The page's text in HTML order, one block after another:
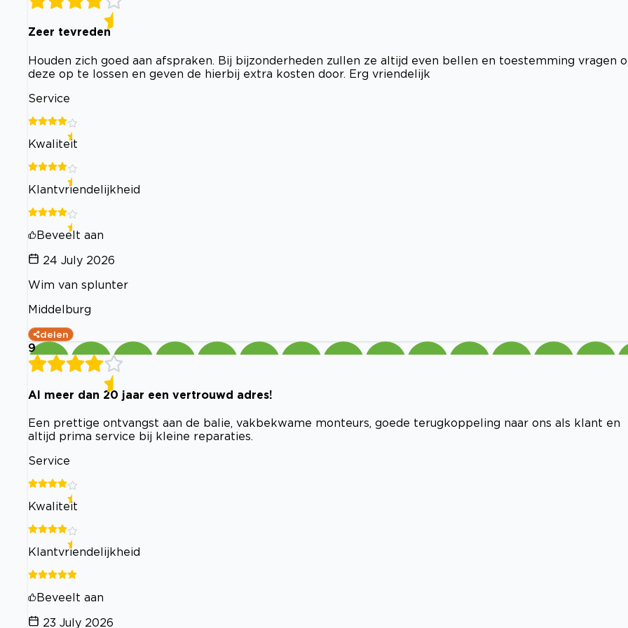
Zeer tevreden
Houden zich goed aan afspraken. Bij bijzonderheden zullen ze altijd even bellen en toestemming vragen
deze op te lossen en geven de hierbij extra kosten door. Erg vriendelijk
Service
Kwaliteit
Klantvriendelijkheid
Beveelt aan
24 July 2026
Wim van splunter
Middelburg
delen
9
Al meer dan 20 jaar een vertrouwd adres!
Een prettige ontvangst aan de balie, vakbekwame monteurs, goede terugkoppeling naar ons als klant en
altijd prima service bij kleine reparaties.
Service
Kwaliteit
Klantvriendelijkheid
Beveelt aan
23 July 2026